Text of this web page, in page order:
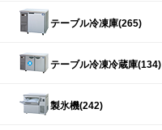
テーブル冷凍庫(265)
テーブル冷凍冷蔵庫(134)
製氷機(242)